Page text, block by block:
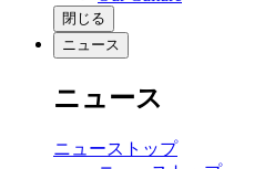
閉じる
ニュース
ニュース
ニューストップ